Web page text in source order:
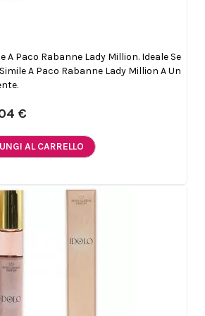
A Paco Rabanne Lady Million. Ideale Se
A Paco Rabanne Lady Million A Un
€
AL CARRELLO